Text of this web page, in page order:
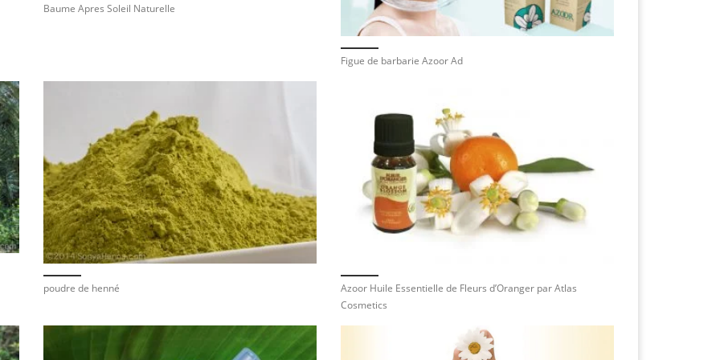
Baume Apres Soleil Naturelle
Figue de barbarie Azoor Ad
poudre de henné
Azoor Huile Essentielle de Fleurs d’Oranger par Atlas
Cosmetics